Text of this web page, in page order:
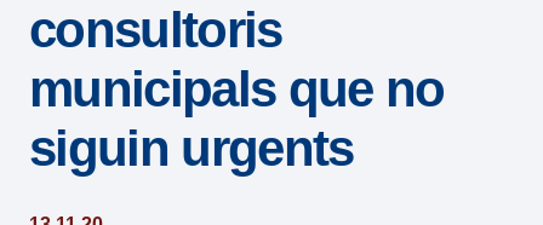
consultoris
municipals que no
siguin urgents